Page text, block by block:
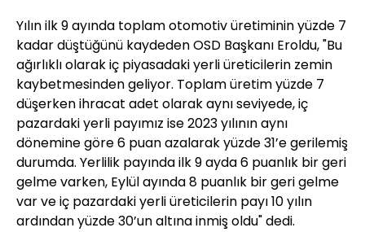
Yılın ilk 9 ayında toplam otomotiv üretiminin yüzde 7
kadar düştüğünü kaydeden OSD Başkanı Eroldu, "Bu
ağırlıklı olarak iç piyasadaki yerli üreticilerin zemin
kaybetmesinden geliyor. Toplam üretim yüzde 7
düşerken ihracat adet olarak aynı seviyede, iç
pazardaki yerli payımız ise 2023 yılının aynı
dönemine göre 6 puan azalarak yüzde 31’e gerilemiş
durumda. Yerlilik payında ilk 9 ayda 6 puanlık bir geri
gelme varken, Eylül ayında 8 puanlık bir geri gelme
var ve iç pazardaki yerli üreticilerin payı 10 yılın
ardından yüzde 30’un altına inmiş oldu" dedi.